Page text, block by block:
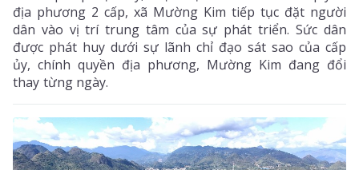
địa phương 2 cấp, xã Mường Kim tiếp tục đặt người
dân vào vị trí trung tâm của sự phát triển. Sức dân
được phát huy dưới sự lãnh chỉ đạo sát sao của cấp
ủy, chính quyền địa phương, Mường Kim đang đổi
thay từng ngày.